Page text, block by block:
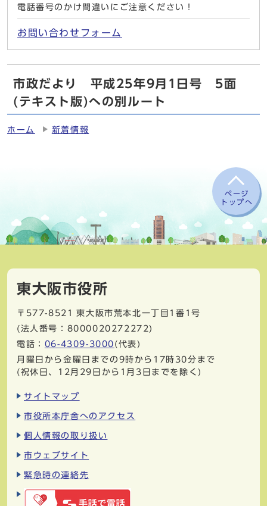
電話番号のかけ間違いにご注意ください！
お問い合わせフォーム
市政だより 平成25年9月1日号 5面
(テキスト版)への別ルート
ホーム 新着情報
ページ
トップへ
東大阪市役所
〒577-8521
東大阪市荒本北一丁目1番1号
(法人番号：8000020272272)
電話： 06-4309-3000 (代表)
月曜日から金曜日までの9時から17時30分まで
(祝休日、12月29日から1月3日までを除く)
サイトマップ
市役所本庁舎へのアクセス
個人情報の取り扱い
市ウェブサイト
緊急時の連絡先